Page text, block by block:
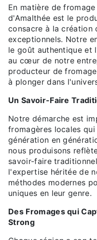
En matière de
d'Amalthée est le
consacre à la création
exceptionnels. Notre
le goût authentique et
au cœur de notre
producteur de
à plonger dans
Un Savoir-Faire
Notre démarche est
fromagères locales
génération en
nous produisons
savoir-faire
l'expertise héritée de
méthodes modernes
uniques en leur genre.
Des Fromages qui
Strong